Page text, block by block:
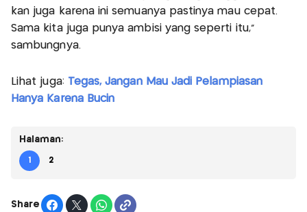
kan juga karena ini semuanya pastinya mau cepat.
Sama kita juga punya ambisi yang seperti itu,”
sambungnya.
Lihat juga: Tegas, Jangan Mau Jadi Pelampiasan
Hanya Karena Bucin
Halaman:
1 2
Share